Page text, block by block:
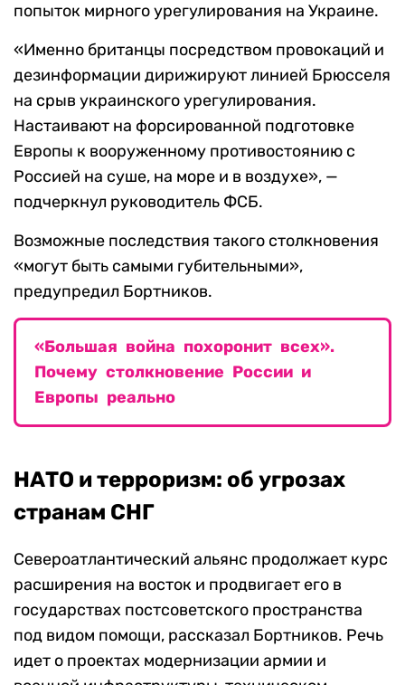
попыток мирного урегулирования на Украине.
«Именно британцы посредством провокаций и
дезинформации дирижируют линией Брюсселя
на срыв украинского урегулирования.
Настаивают на форсированной подготовке
Европы к вооруженному противостоянию с
Россией на суше, на море и в воздухе», —
подчеркнул руководитель ФСБ.
Возможные последствия такого столкновения
«могут быть самыми губительными»,
предупредил Бортников.
«Большая война похоронит всех».
Почему столкновение России и
Европы реально
НАТО и терроризм: об угрозах
странам СНГ
Североатлантический альянс продолжает курс
расширения на восток и продвигает его в
государствах постсоветского пространства
под видом помощи, рассказал Бортников. Речь
идет о проектах модернизации армии и